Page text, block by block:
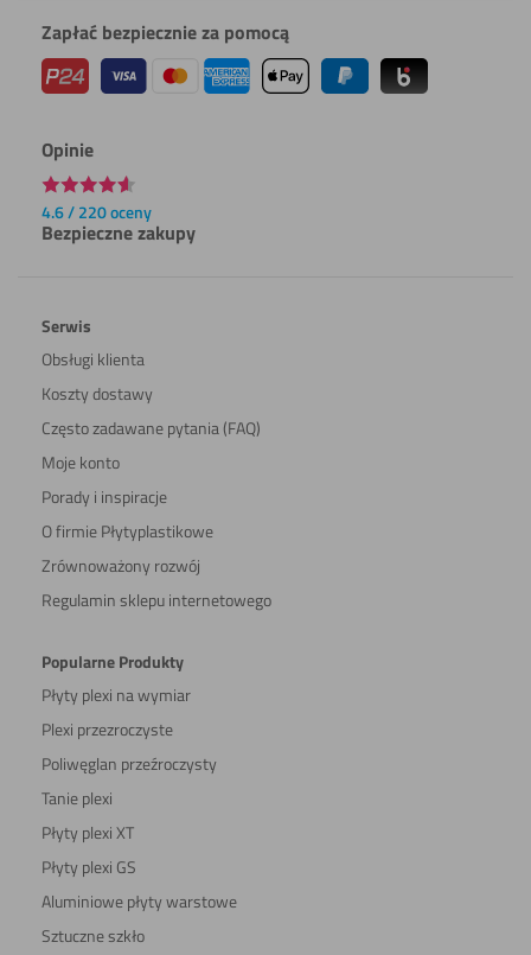
Zapłać bezpiecznie za pomocą
Opinie
4.6 / 220 oceny
Bezpieczne zakupy
Serwis
Obsługi klienta
Koszty dostawy
Często zadawane pytania (FAQ)
Moje konto
Porady i inspiracje
O firmie Płytyplastikowe
Zrównoważony rozwój
Regulamin sklepu internetowego
Popularne Produkty
Płyty plexi na wymiar
Plexi przezroczyste
Poliwęglan przeźroczysty
Tanie plexi
Płyty plexi XT
Płyty plexi GS
Aluminiowe płyty warstowe
Sztuczne szkło